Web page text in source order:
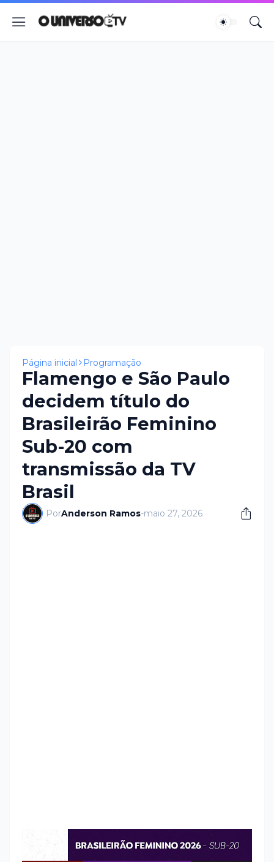
Página inicial Programação
Flamengo e São Paulo
decidem título do
Brasileirão Feminino
Sub-20 com
transmissão da TV
Brasil
PorAnderson Ramos-maio 27, 2026